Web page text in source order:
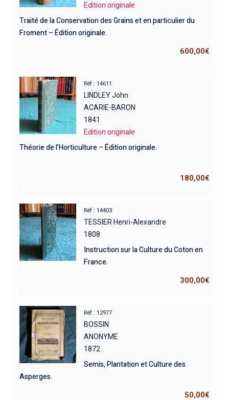
Edition originale
Traité de la Conservation des Grains et en particulier du
Froment – Édition originale.
600,00€
Réf : 14611
LINDLEY John
ACARIE-BARON
1841
Edition originale
Théorie de l’Horticulture – Édition originale.
180,00€
Réf : 14403
TESSIER Henri-Alexandre
1808
Instruction sur la Culture du Coton en
France.
300,00€
Réf : 12977
BOSSIN
ANONYME
1872
Semis, Plantation et Culture des
Asperges.
50,00€